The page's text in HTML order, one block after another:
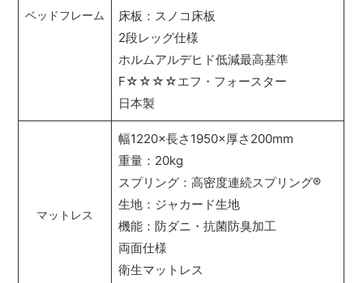
ベッドフレーム
床板：スノコ床板
2段レッグ仕様
ホルムアルデヒド低減最高基準
F☆☆☆☆エフ・フォースター
日本製
マットレス
幅1220×長さ1950×厚さ200mm
重量：20kg
スプリング：高密度連続スプリング®
生地：ジャカード生地
機能：防ダニ・抗菌防臭加工
両面仕様
衛生マットレス